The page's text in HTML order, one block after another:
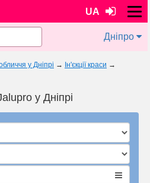
UA
Дніпро
у Дніпрі → Ін'єкції краси →
у Дніпрі